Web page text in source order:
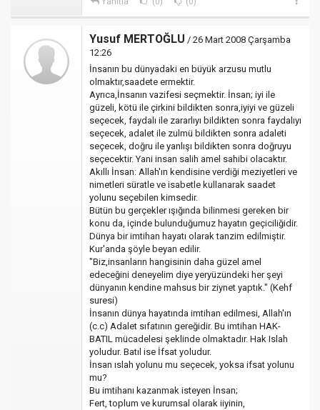
Yusuf MERTOĞLU / 26 Mart 2008 Çarşamba
12:26
İnsanın bu dünyadaki en büyük arzusu mutlu
olmaktır,saadete ermektir.
Ayrıca,İnsanın vazifesi seçmektir. İnsan; iyi ile
güzeli, kötü ile çirkini bildikten sonra,iyiyi ve güzeli
seçecek, faydalı ile zararlıyı bildikten sonra faydalıyı
seçecek, adalet ile zulmü bildikten sonra adaleti
seçecek, doğru ile yanlışı bildikten sonra doğruyu
seçecektir. Yani insan salih amel sahibi olacaktır.
Akıllı İnsan: Allah'ın kendisine verdiği meziyetleri ve
nimetleri süratle ve isabetle kullanarak saadet
yolunu seçebilen kimsedir.
Bütün bu gerçekler ışığında bilinmesi gereken bir
konu da, içinde bulunduğumuz hayatın geçiciliğidir.
Dünya bir imtihan hayatı olarak tanzim edilmiştir.
Kur'anda şöyle beyan edilir.
"Biz,insanların hangisinin daha güzel amel
edeceğini deneyelim diye yeryüzündeki her şeyi
dünyanın kendine mahsus bir ziynet yaptık." (Kehf
suresi)
İnsanın dünya hayatında imtihan edilmesi, Allah'ın
(c.c) Adalet sıfatının gereğidir. Bu imtihan HAK-
BATIL mücadelesi şeklinde olmaktadır. Hak Islah
yoludur. Batıl ise İfsat yoludur.
İnsan ıslah yolunu mu seçecek, yoksa ifsat yolunu
mu?
Bu imtihanı kazanmak isteyen İnsan;
Fert, toplum ve kurumsal olarak iiyinin,